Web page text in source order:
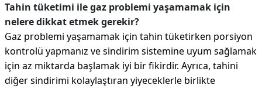
Tahin tüketimi ile gaz problemi yaşamamak için
nelere dikkat etmek gerekir?
Gaz problemi yaşamamak için tahin tüketirken porsiyon
kontrolü yapmanız ve sindirim sistemine uyum sağlamak
için az miktarda başlamak iyi bir fikirdir. Ayrıca, tahini
diğer sindirimi kolaylaştıran yiyeceklerle birlikte